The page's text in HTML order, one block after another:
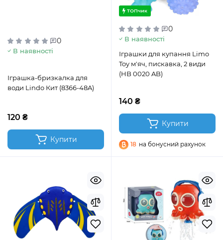
0
В наявності
Іграшка-бризкалка для
води Lindo Кит (8366-48A)
120 ₴
Купити
ТОПчик
0
В наявності
Іграшки для купання Limo
Toy м'яч, пискавка, 2 види
(HB 0020 AB)
140 ₴
Купити
18 на бонусний рахунок